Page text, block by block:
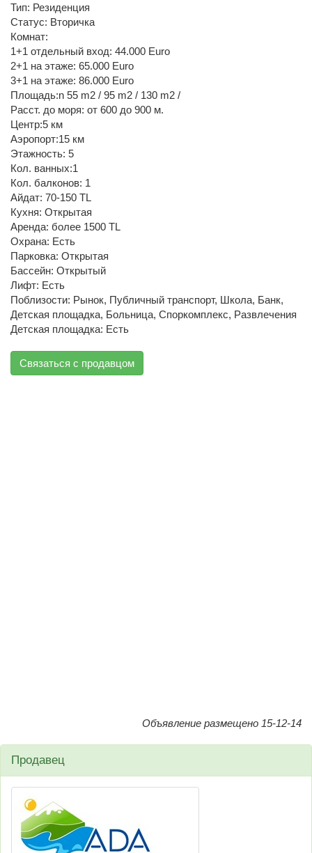
Тип: Резиденция
Статус: Вторичка
Комнат:
1+1 отдельный вход: 44.000 Euro
2+1 на этаже: 65.000 Euro
3+1 на этаже: 86.000 Euro
Площадь:n 55 m2 / 95 m2 / 130 m2 /
Расст. до моря: от 600 до 900 м.
Центр:5 км
Аэропорт:15 км
Этажность: 5
Кол. ванных:1
Кол. балконов: 1
Айдат: 70-150 TL
Кухня: Открытая
Аренда: более 1500 TL
Охрана: Есть
Парковка: Открытая
Бассейн: Открытый
Лифт: Есть
Поблизости: Рынок, Публичный транспорт, Школа, Банк,
Детская площадка, Больница, Споркомплекс, Развлечения
Детская площадка: Есть
Связаться с продавцом
Объявление размещено 15-12-14
Продавец